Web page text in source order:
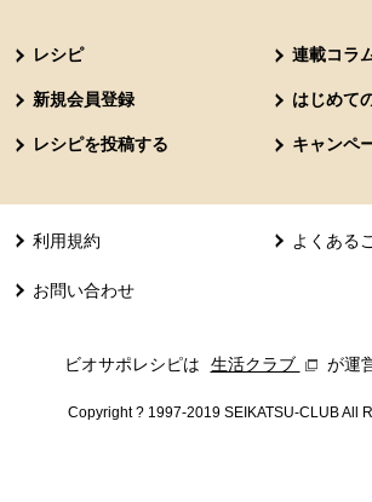
レシピ 連載コラ
新規会員登録 はじめて
レシピを投稿する キャンペ
利用規約 よくある
お問い合わせ
ビオサポレシピは 生活クラブ 別のウ
が運
Copyright ? 1997-2019 SEIKATSU-CLUB All